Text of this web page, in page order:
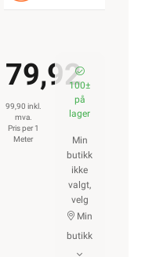
79,92
99,90 inkl.
mva.
Pris per 1
Meter
100±
på
lager
Min
butikk
ikke
valgt,
velg
Min
butikk